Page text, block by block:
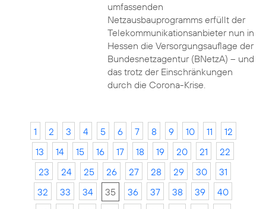
umfassenden
Netzausbauprogramms erfüllt der
Telekommunikationsanbieter nun in
Hessen die Versorgungsauflage der
Bundesnetzagentur (BNetzA) – und
das trotz der Einschränkungen
durch die Corona-Krise.
1 2 3 4 5 6 7 8 9 10 11
12
13
14 15 16 17 18 19 20 21
22
23
24 25 26 27 28 29 30
31
32
33 34 35 36 37 38 39
40